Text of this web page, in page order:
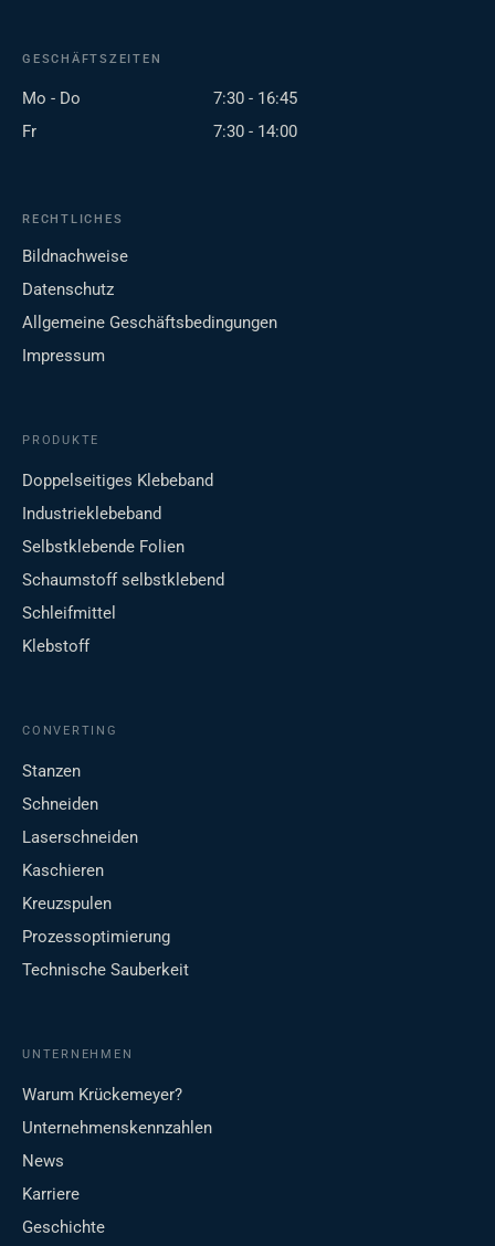
GESCHÄFTSZEITEN
Mo - Do
7:30 - 16:45
Fr
7:30 - 14:00
RECHTLICHES
Bildnachweise
Datenschutz
Allgemeine Geschäftsbedingungen
Impressum
PRODUKTE
Doppelseitiges Klebeband
Industrieklebeband
Selbstklebende Folien
Schaumstoff selbstklebend
Schleifmittel
Klebstoff
CONVERTING
Stanzen
Schneiden
Laserschneiden
Kaschieren
Kreuzspulen
Prozessoptimierung
Technische Sauberkeit
UNTERNEHMEN
Warum Krückemeyer?
Unternehmenskennzahlen
News
Karriere
Geschichte